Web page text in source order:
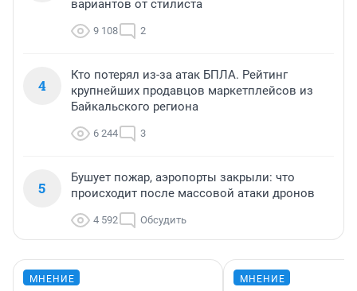
вариантов от стилиста
9 108 2
4
Кто потерял из-за атак БПЛА. Рейтинг
крупнейших продавцов маркетплейсов из
Байкальского региона
6 244 3
5
Бушует пожар, аэропорты закрыли: что
происходит после массовой атаки дронов
4 592 Обсудить
МНЕНИЕ МНЕНИЕ